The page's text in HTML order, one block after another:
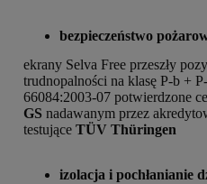
bezpieczeństwo
ekrany Selva Free przeszły
trudnopalności na klasę P-b +
66084:2003-07 potwierdzone
GS nadawanym przez
testujące TÜV Thüringen
izolacja i pochłanianie